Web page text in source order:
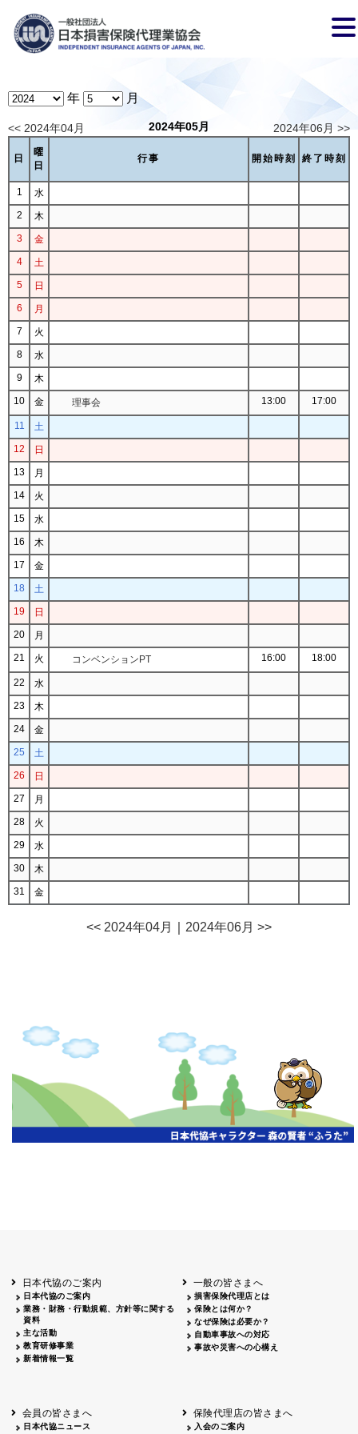
年 月
<< 2024年04月 2024年06月 >>
2024年05月
日
曜
日
行事 開始時刻 終了時刻
1
水
2
木
3
金
4
土
5
日
6
月
7
火
8
水
9
木
10
金 理事会 13:00 17:00
11
土
12
日
13
月
14
火
15
水
16
木
17
金
18
土
19
日
20
月
21
火 コンベンションPT 16:00 18:00
22
水
23
木
24
金
25
土
26
日
27
月
28
火
29
水
30
木
31
金
<< 2024年04月 2024年06月 >>
日本代協のご案内
日本代協のご案内
業務・財務・行動規範、方針等に関する
資料
主な活動
教育研修事業
新着情報一覧
一般の皆さまへ
損害保険代理店とは
保険とは何か？
なぜ保険は必要か？
自動車事故への対応
事故や災害への心構え
会員の皆さまへ
日本代協ニュース
保険代理店の皆さまへ
入会のご案内